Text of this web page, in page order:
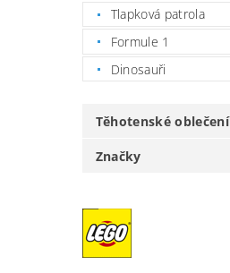
Tlapková patrola
Formule 1
Dinosauři
Těhotenské oblečení
Značky